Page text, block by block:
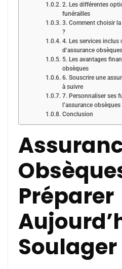
2. Les différentes
funérailles
3. Comment choisir
?
4. Les services inclus
d’assurance obsèques
5. Les avantages
obsèques
6. Souscrire une
à suivre
7. Personnaliser ses
l’assurance obsèques
Conclusion
Préparer